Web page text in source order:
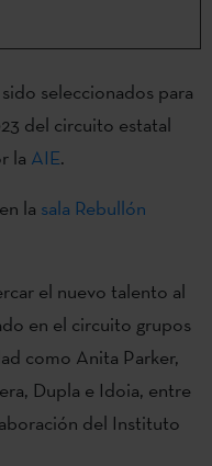
seleccionados para
del circuito estatal
la AIE.
la sala Rebullón
el nuevo talento al
en el circuito grupos
como Anita Parker,
Dupla e Idoia, entre
del Instituto